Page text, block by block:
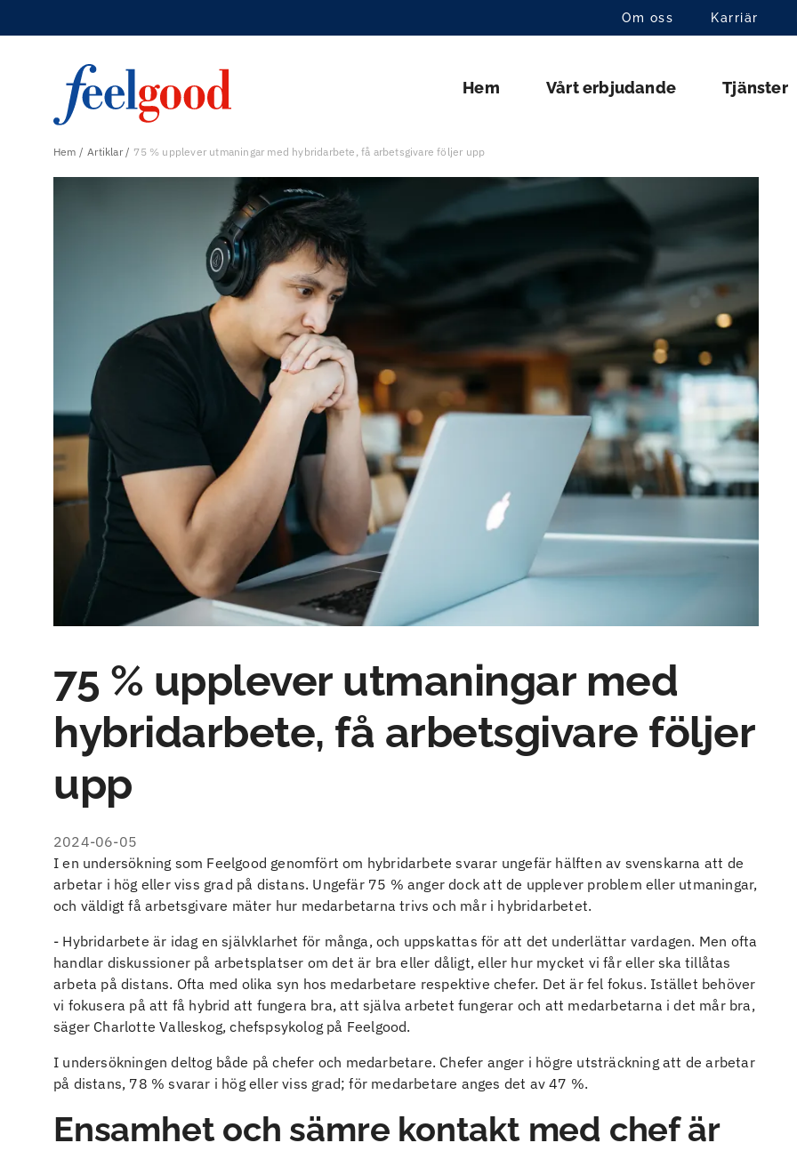
Om oss Karriär
Hem Vårt erbjudande Tjänster
Hem Artiklar 75 % upplever utmaningar med hybridarbete, få arbetsgivare följer upp
75 % upplever utmaningar med
hybridarbete, få arbetsgivare följer
upp
2024-06-05
I en undersökning som Feelgood genomfört om hybridarbete svarar ungefär hälften av svenskarna att de
arbetar i hög eller viss grad på distans. Ungefär 75 % anger dock att de upplever problem eller utmaningar,
och väldigt få arbetsgivare mäter hur medarbetarna trivs och mår i hybridarbetet.
- Hybridarbete är idag en självklarhet för många, och uppskattas för att det underlättar vardagen. Men ofta
handlar diskussioner på arbetsplatser om det är bra eller dåligt, eller hur mycket vi får eller ska tillåtas
arbeta på distans. Ofta med olika syn hos medarbetare respektive chefer. Det är fel fokus. Istället behöver
vi fokusera på att få hybrid att fungera bra, att själva arbetet fungerar och att medarbetarna i det mår bra,
säger Charlotte Valleskog, chefspsykolog på Feelgood.
I undersökningen deltog både på chefer och medarbetare. Chefer anger i högre utsträckning att de arbetar
på distans, 78 % svarar i hög eller viss grad; för medarbetare anges det av 47 %.
Ensamhet och sämre kontakt med chef är